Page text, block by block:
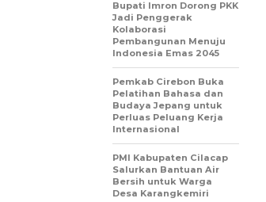
Bupati Imron Dorong PKK
Jadi Penggerak
Kolaborasi
Pembangunan Menuju
Indonesia Emas 2045
Pemkab Cirebon Buka
Pelatihan Bahasa dan
Budaya Jepang untuk
Perluas Peluang Kerja
Internasional
PMI Kabupaten Cilacap
Salurkan Bantuan Air
Bersih untuk Warga
Desa Karangkemiri